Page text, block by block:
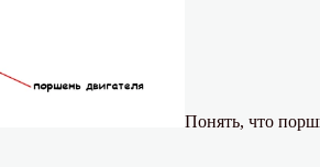
Понять, что